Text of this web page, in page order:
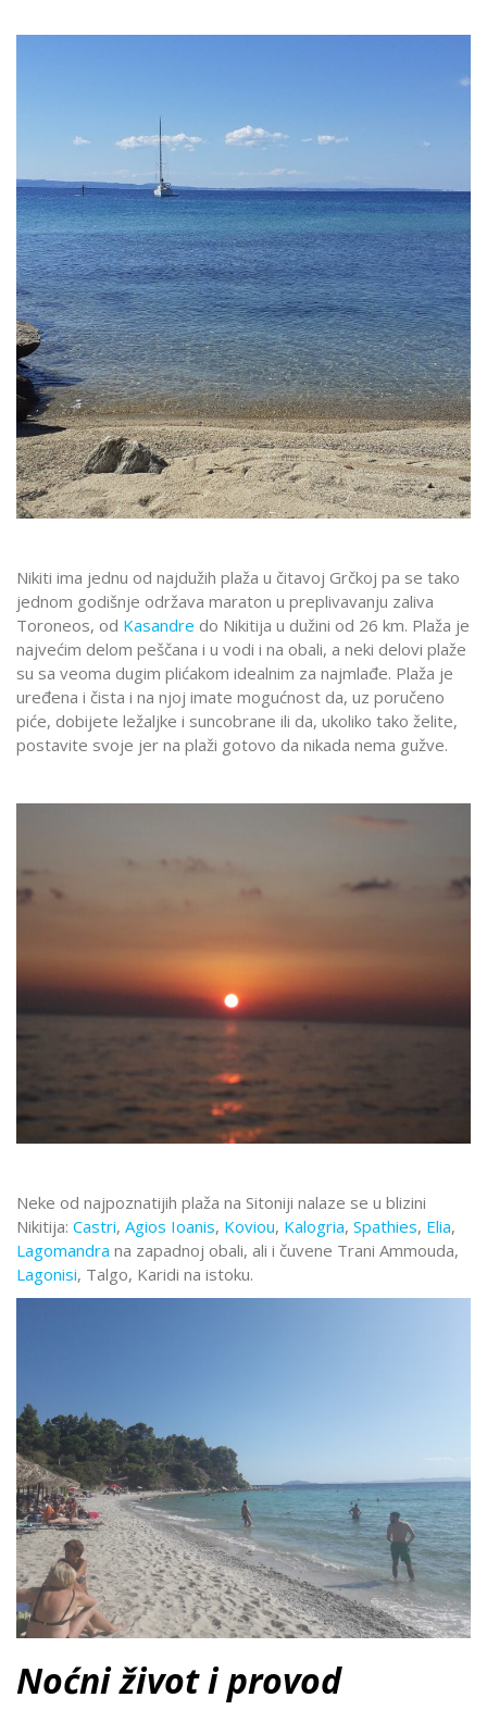
Nikiti ima jednu od najdužih plaža u čitavoj Grčkoj pa se tako
jednom godišnje održava maraton u preplivavanju zaliva
Toroneos, od Kasandre do Nikitija u dužini od 26 km. Plaža je
najvećim delom peščana i u vodi i na obali, a neki delovi plaže
su sa veoma dugim plićakom idealnim za najmlađe. Plaža je
uređena i čista i na njoj imate mogućnost da, uz poručeno
piće, dobijete ležaljke i suncobrane ili da, ukoliko tako želite,
postavite svoje jer na plaži gotovo da nikada nema gužve.
Neke od najpoznatijih plaža na Sitoniji nalaze se u blizini
Nikitija: Castri, Agios Ioanis, Koviou, Kalogria, Spathies, Elia,
Lagomandra na zapadnoj obali, ali i čuvene Trani Ammouda,
Lagonisi, Talgo, Karidi na istoku.
Noćni život i provod